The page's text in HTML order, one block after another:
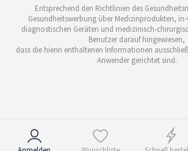
Entsprechend den Richtlinien des
Gesundheitswerbung über Medizinprodukten,
diagnostischen Geräten und medizinisch-
Benutzer darauf hingewiesen,
dass die hierin enthaltenen Informationen
Anwender gerichtet sind.
Hinweis bei Erhebung